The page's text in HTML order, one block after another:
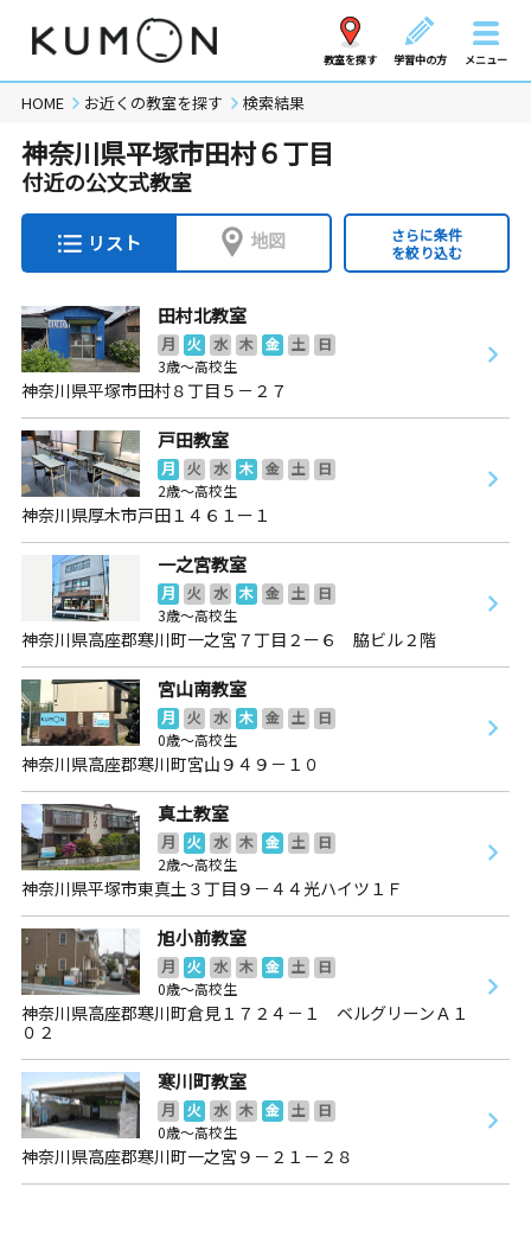
教室を探す 学習中の方 メニュー
HOME お近くの教室を探す 検索結果
神奈川県平塚市田村６丁目
付近の公文式教室
リスト 地図
さらに条件
を絞り込む
田村北教室
月 火 水 木 金 土
日
3歳～高校生
神奈川県平塚市田村８丁目５－２７
戸田教室
月 火 水 木 金 土
日
2歳～高校生
神奈川県厚木市戸田１４６１ー１
一之宮教室
月 火 水 木 金 土
日
3歳～高校生
神奈川県高座郡寒川町一之宮７丁目２ー６ 脇ビル２階
宮山南教室
月 火 水 木 金 土
日
0歳～高校生
神奈川県高座郡寒川町宮山９４９－１０
真土教室
月 火 水 木 金 土
日
2歳～高校生
神奈川県平塚市東真土３丁目９－４４光ハイツ１Ｆ
旭小前教室
月 火 水 木 金 土
日
0歳～高校生
神奈川県高座郡寒川町倉見１７２４－１ ベルグリーンＡ１
０２
寒川町教室
月 火 水 木 金 土
日
0歳～高校生
神奈川県高座郡寒川町一之宮９－２１－２８